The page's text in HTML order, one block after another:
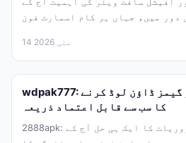
14 مئی 2026
wdpak777: آفیشل سافٹ ویئر اور گیمز ڈاؤن لوڈ کرنے
کا سب سے قابل اعتماد ذریعہ
2888apk: آپ کی تمام ڈیجیٹل ضروریات کا ایک ہی حل آج کے